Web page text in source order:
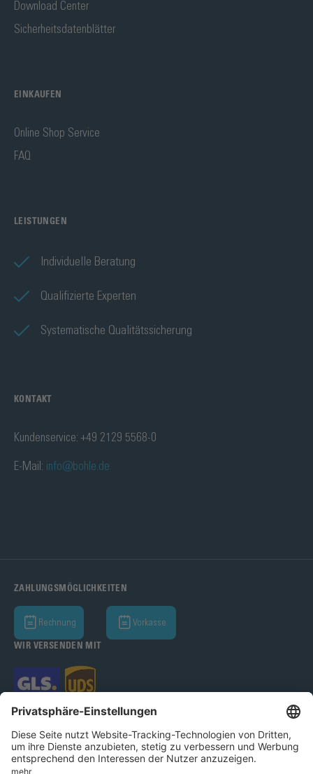
Download Center
Sicherheitsdatenblätter
EINKAUFEN
Online Shop Service
FAQ
LEISTUNGEN
Individuelle Beratung
Qualifizierte Experten
Systematische Qualitätssicherung
KONTAKT
Kundenservice: +49 2129 5568-0
E-Mail: info@bohle.de
ZAHLUNGSMÖGLICHKEITEN
Rechnung Vorkasse
WIR VERSENDEN MIT
Bohle AG 2026